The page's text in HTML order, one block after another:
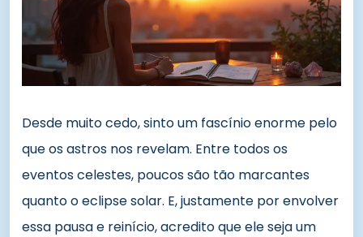
Desde muito cedo, sinto um fascínio enorme pelo
que os astros nos revelam. Entre todos os
eventos celestes, poucos são tão marcantes
quanto o eclipse solar. E, justamente por envolver
essa pausa e reinício, acredito que ele seja um